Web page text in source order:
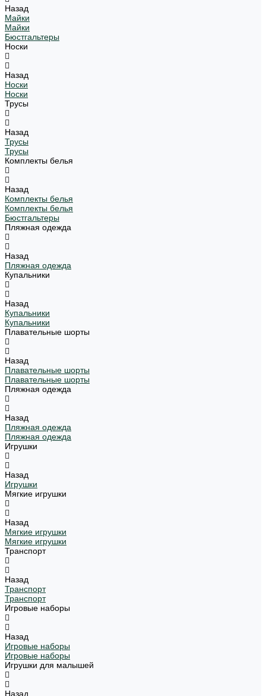
Назад
Майки
Майки
Бюстгальтеры
Носки
Назад
Носки
Носки
Трусы
Назад
Трусы
Трусы
Комплекты белья
Назад
Комплекты белья
Комплекты белья
Бюстгальтеры
Пляжная одежда
Назад
Пляжная одежда
Купальники
Назад
Купальники
Купальники
Плавательные шорты
Назад
Плавательные шорты
Плавательные шорты
Пляжная одежда
Назад
Пляжная одежда
Пляжная одежда
Игрушки
Назад
Игрушки
Мягкие игрушки
Назад
Мягкие игрушки
Мягкие игрушки
Транспорт
Назад
Транспорт
Транспорт
Игровые наборы
Назад
Игровые наборы
Игровые наборы
Игрушки для малышей
Назад